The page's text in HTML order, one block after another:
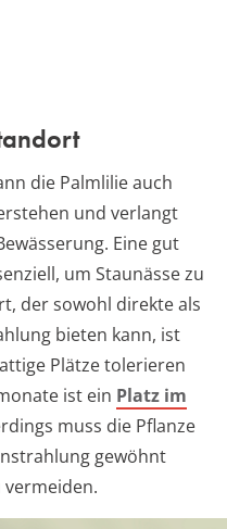
die Palmlilie auch
und verlangt
Eine gut
um Staunässe zu
der sowohl direkte als
bieten kann, ist
Plätze tolerieren
ist ein Platz im
muss die Pflanze
gewöhnt